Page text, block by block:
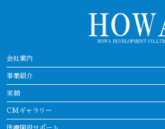
会社案内
事業紹介
実績
CMギャラリー